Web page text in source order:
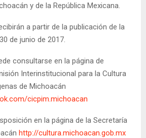
y de la República Mexicana.
a partir de la publicación de la
de junio de 2017.
consultarse en la página de
Interinstitucional para la Cultura
de Michoacán
cicpim.michoacan
en la página de la Secretaría
http://cultura.michoacan.gob.mx